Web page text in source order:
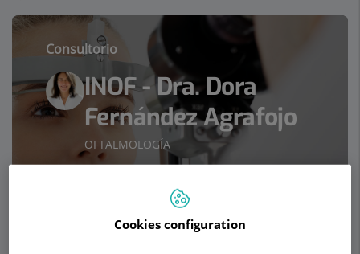
Consultorio
INOF - Dra. Dora
Fernández Agrafojo
OFTALMOLOGÍA
Pedir cita
Cookies configuration